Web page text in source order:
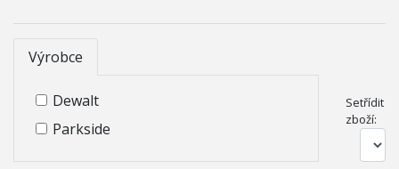
Výrobce
Dewalt
Parkside
Setřídit
zboží: